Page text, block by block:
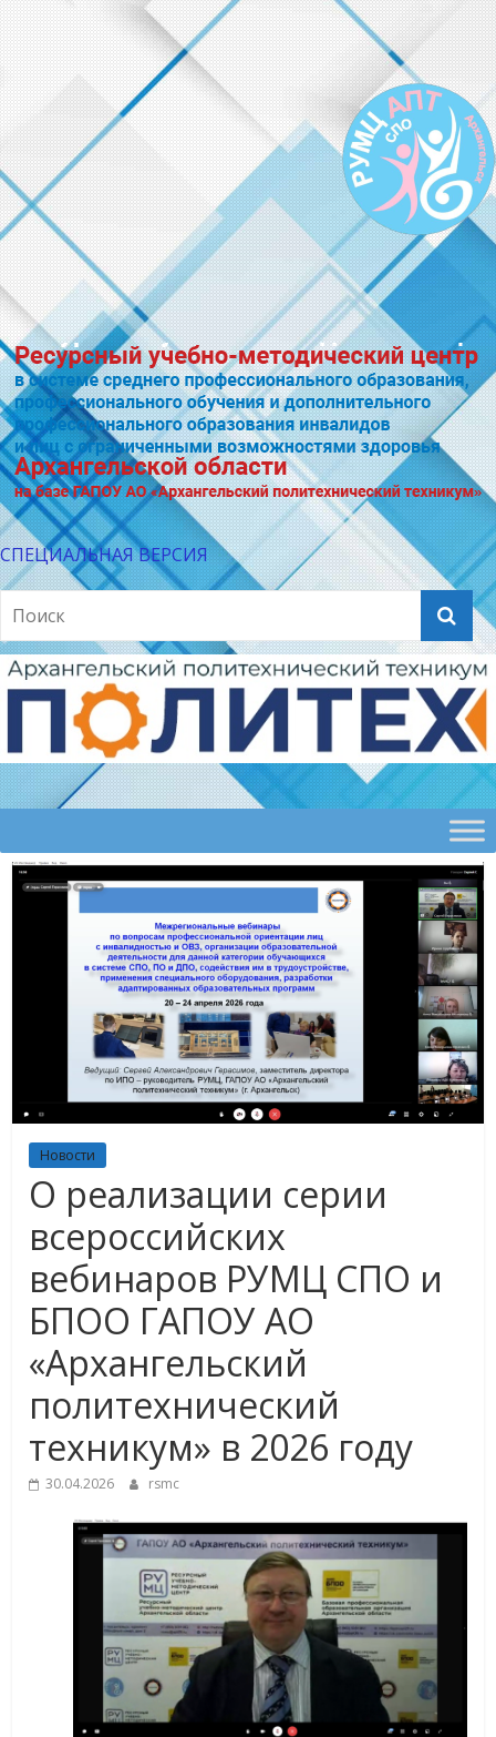
СПЕЦИАЛЬНАЯ ВЕРСИЯ
Новости
О реализации серии
всероссийских
вебинаров РУМЦ СПО и
БПОО ГАПОУ АО
«Архангельский
политехнический
техникум» в 2026 году
30.04.2026 rsmc